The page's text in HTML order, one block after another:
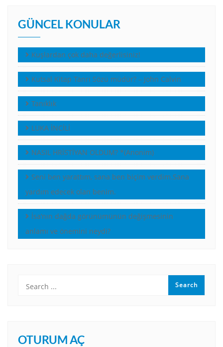
GÜNCEL KONULAR
Kuşlardan çok daha değerlisiniz!
Kutsal Kitap Tanrı Sözü müdür? – John Calvin
Tanıklık
LUKA İNCİLİ
NASIL HRİSTİYAN OLDUM? *(Anonim)
Seni ben yarattım, sana ben biçim verdim.Sana
yardım edecek olan benim.
İsa’nın dağda görünümünün değişmesinin
anlamı ve önemini neydi?
OTURUM AÇ